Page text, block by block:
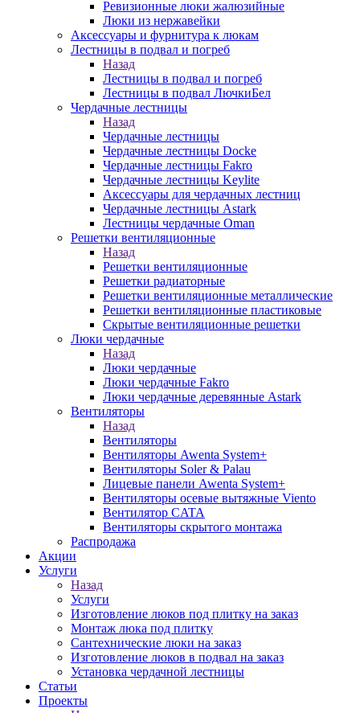
Ревизионные люки жалюзийные
Люки из нержавейки
Аксессуары и фурнитура к люкам
Лестницы в подвал и погреб
Назад
Лестницы в подвал и погреб
Лестницы в подвал ЛючкиБел
Чердачные лестницы
Назад
Чердачные лестницы
Чердачные лестницы Docke
Чердачные лестницы Fakro
Чердачные лестницы Keylite
Аксессуары для чердачных лестниц
Чердачные лестницы Astark
Лестницы чердачные Oman
Решетки вентиляционные
Назад
Решетки вентиляционные
Решетки радиаторные
Решетки вентиляционные металлические
Решетки вентиляционные пластиковые
Скрытые вентиляционные решетки
Люки чердачные
Назад
Люки чердачные
Люки чердачные Fakro
Люки чердачные деревянные Astark
Вентиляторы
Назад
Вентиляторы
Вентиляторы Awenta System+
Вентиляторы Soler & Palau
Лицевые панели Awenta System+
Вентиляторы осевые вытяжные Viento
Вентилятор CATA
Вентиляторы скрытого монтажа
Распродажа
Акции
Услуги
Назад
Услуги
Изготовление люков под плитку на заказ
Монтаж люка под плитку
Сантехнические люки на заказ
Изготовление люков в подвал на заказ
Установка чердачной лестницы
Статьи
Проекты